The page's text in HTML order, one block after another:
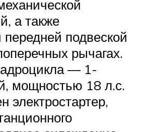
а также
подвеской
рычагах.
— 1-
мощностью 18 л.с.
электростартер,